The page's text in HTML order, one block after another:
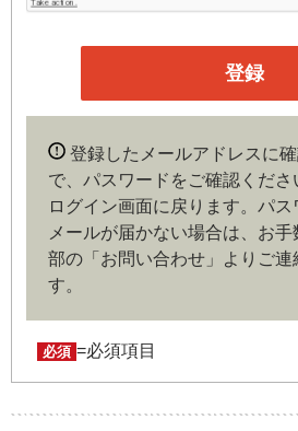
本サイトの会員は、機関投資家や金
企業や官公庁、研究機関などの役職
いずれかに該当していることを条件
を行うには、当社が入会を承諾した
の内容がある場合や本規約に違反す
は、当社は会員登録を拒否もしくは
す。
第４条（ユーザー名とパスワード
ユーザー名およびパスワードの利用
任において行うものとします。会員
パスワードの第三者への漏洩、利用
用によって生じた損害の責任は、会
登録したメールアドレスに
で、パスワードをご確認くださ
ログイン画面に戻ります。パス
メールが届かない場合は、お
部の「お問い合わせ」よりご連
す。
必須 =必須項目